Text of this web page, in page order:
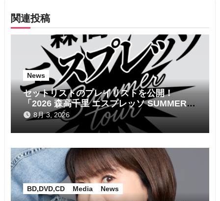
ー
ン
関連投稿
News
セットリストのプレイリストを公開！
「2026 森高千里 エスプレッソ SUMMER
tour」
8月 3, 2026
BD,DVD,CD Media News